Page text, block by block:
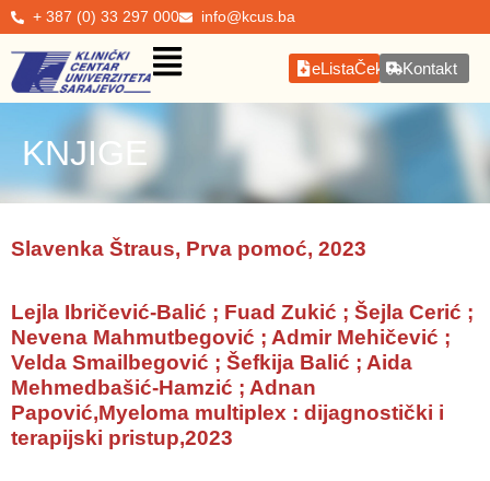
+ 387 (0) 33 297 000 info@kcus.ba
eListaČekanjaKontakt
KNJIGE
Slavenka Štraus, Prva pomoć, 2023
Lejla Ibričević-Balić ; Fuad Zukić ; Šejla Cerić ;
Nevena Mahmutbegović ; Admir Mehičević ;
Velda Smailbegović ; Šefkija Balić ; Aida
Mehmedbašić-Hamzić ; Adnan
Papović,Myeloma multiplex : dijagnostički i
terapijski pristup,2023